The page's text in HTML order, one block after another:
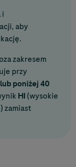
i
aby
zakresem
przy
poniżej 40
HI(wysokie
zamiast